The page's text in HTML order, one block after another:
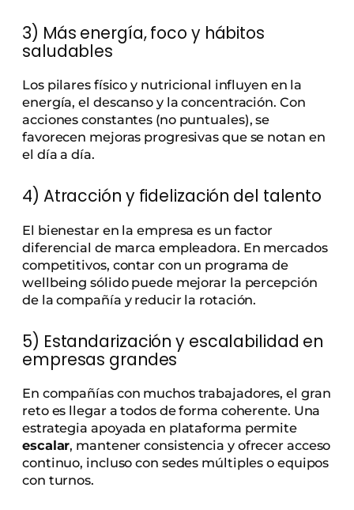
3) Más energía, foco y hábitos
saludables
Los pilares físico y nutricional influyen en la
energía, el descanso y la concentración. Con
acciones constantes (no puntuales), se
favorecen mejoras progresivas que se notan en
el día a día.
4) Atracción y fidelización del talento
El bienestar en la empresa es un factor
diferencial de marca empleadora. En mercados
competitivos, contar con un programa de
wellbeing sólido puede mejorar la percepción
de la compañía y reducir la rotación.
5) Estandarización y escalabilidad en
empresas grandes
En compañías con muchos trabajadores, el gran
reto es llegar a todos de forma coherente. Una
estrategia apoyada en plataforma permite
escalar, mantener consistencia y ofrecer acceso
continuo, incluso con sedes múltiples o equipos
con turnos.